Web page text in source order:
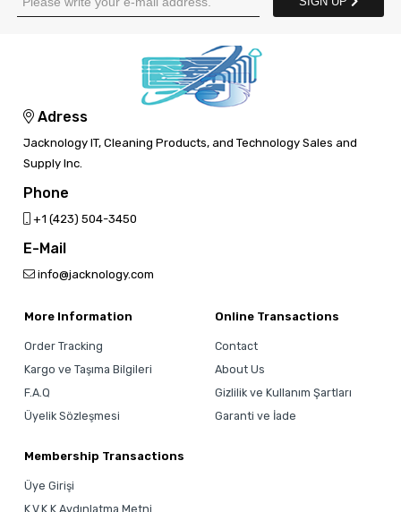
Adress
Jacknology IT, Cleaning Products, and Technology Sales and
Supply Inc.
Phone
‎+1 (423) 504-3450
E-Mail
info@jacknology.com
More Information
Order Tracking
Kargo ve Taşıma Bilgileri
F.A.Q
Üyelik Sözleşmesi
Online Transactions
Contact
About Us
Gizlilik ve Kullanım Şartları
Garanti ve İade
Membership Transactions
Üye Girişi
K.V.K.K Aydınlatma Metni